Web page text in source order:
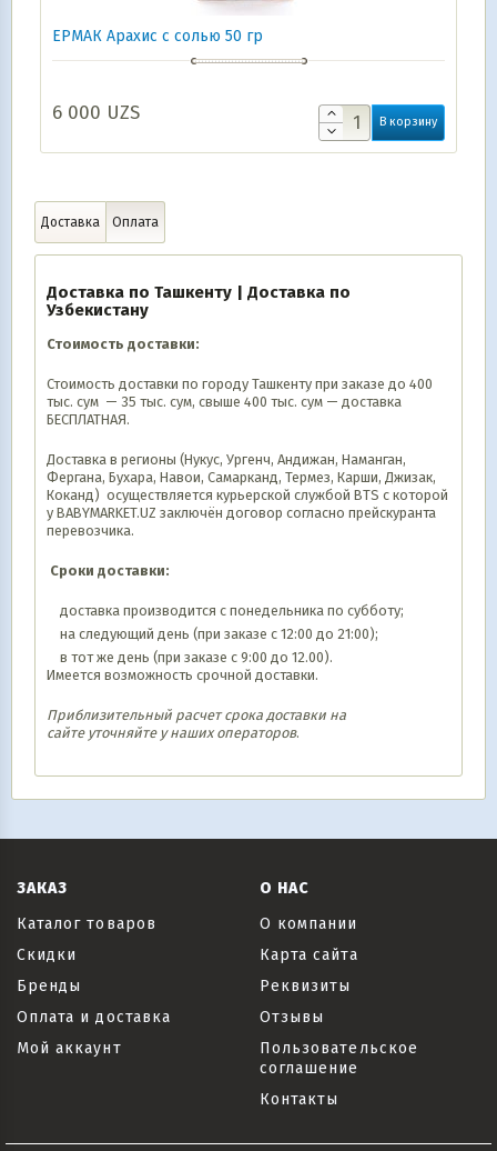
ЕРМАК Арахис с солью 50 гр
6 000 UZS В корзину
Доставка Оплата
Доставка по Ташкенту | Доставка по
Узбекистану
Стоимость доставки:
Стоимость доставки по городу Ташкенту при заказе до 400
тыс. сум — 35 тыс. сум, свыше 400 тыс. сум — доставка
БЕСПЛАТНАЯ.
Доставка в регионы (Нукус, Ургенч, Андижан, Наманган,
Фергана, Бухара, Навои, Самарканд, Термез, Карши, Джизак,
Коканд) осуществляется курьерской службой BTS с которой
у BABYMARKET.UZ заключён договор согласно прейскуранта
перевозчика.
Сроки доставки:
доставка производится с понедельника по субботу;
на следующий день (при заказе с 12:00 до 21:00);
в тот же день (при заказе с 9:00 до 12.00).
Имеется возможность срочной доставки.
Приблизительный расчет срока доставки на
сайте уточняйте у наших операторов.
ЗАКАЗ
Каталог товаров
Скидки
Бренды
Оплата и доставка
Мой аккаунт
О НАС
О компании
Карта сайта
Реквизиты
Отзывы
Пользовательское
соглашение
Контакты